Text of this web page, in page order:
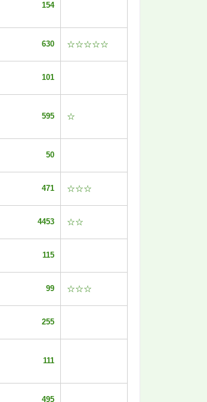
154
630 ☆☆☆☆☆
101
595 ☆
50
471 ☆☆☆
4453 ☆☆
115
99 ☆☆☆
255
111
495